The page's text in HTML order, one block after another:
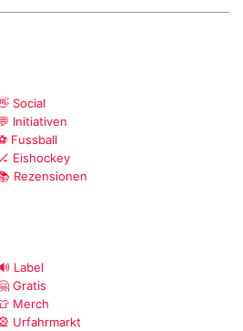
Social
Initiativen
Fussball
Eishockey
Rezensionen
Label
Gratis
Merch
Urfahrmarkt